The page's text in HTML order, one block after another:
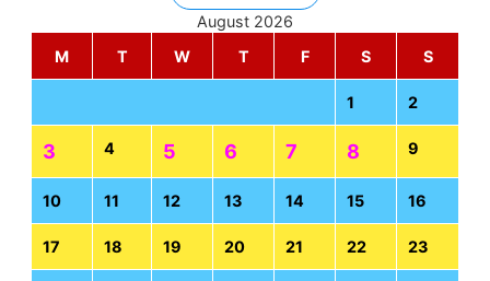
August 2026
M
T W T F S S
1 2
3 4 5 6 7 8 9
10 11 12 13 14 15 16
17 18 19 20 21 22 23